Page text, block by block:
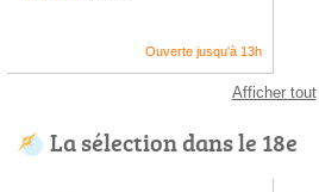
Ouverte jusqu'à 13h
Afficher tout
La sélection dans le 18e